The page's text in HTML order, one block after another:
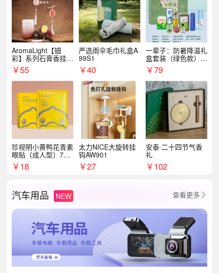
AromaLight【钿
彩】系列石膏香挂
（代发香味随机）
￥55
严选雨伞毛巾礼盒A
99S1
￥40
一辈子：防暑降温礼
盒套装（绿色款）支
持自由搭配
￥79
珍视明小黄鸭花青素
眼贴（成人型）7对/
盒
￥18
太力NICE大旋转挂
钩AW901
￥27
安泰·二十四节气香
礼
￥102
汽车用品 NEW 查看更多 